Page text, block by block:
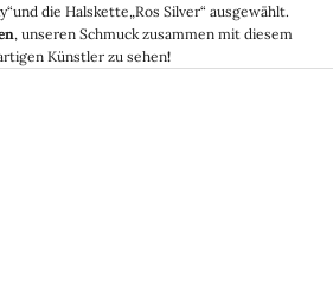
und die Halskette„Ros Silver“ ausgewählt.
, unseren Schmuck zusammen mit diesem
Künstler zu sehen!